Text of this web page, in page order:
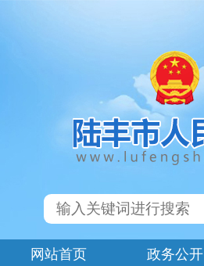
网站首页 政务公开